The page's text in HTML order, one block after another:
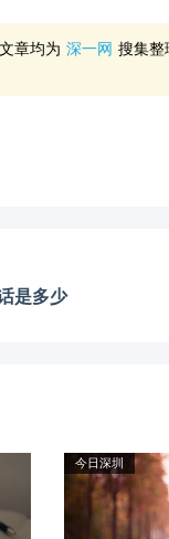
章均为 深一网 搜集整
是多少
今日深圳